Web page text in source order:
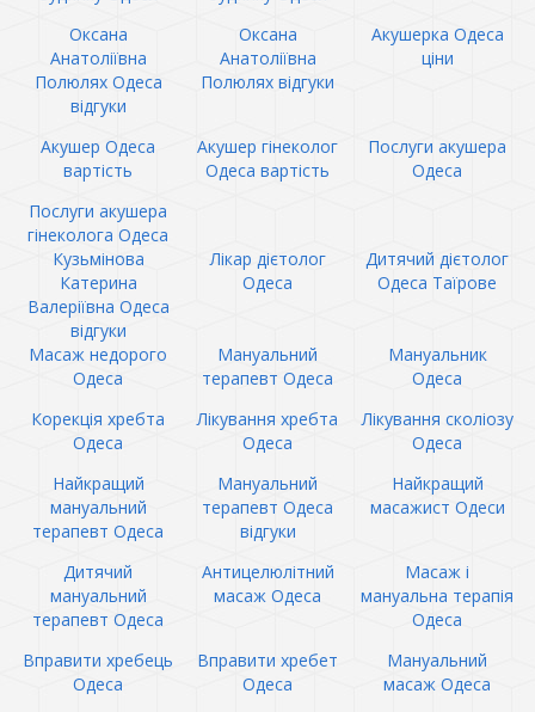
Оксана
Анатоліївна
Полюлях Одеса
відгуки
Оксана
Анатоліївна
Полюлях відгуки
Акушерка Одеса
ціни
Акушер Одеса
вартість
Акушер гінеколог
Одеса вартість
Послуги акушера
Одеса
Послуги акушера
гінеколога Одеса
Кузьмінова
Катерина
Валеріївна Одеса
відгуки
Лікар дієтолог
Одеса
Дитячий дієтолог
Одеса Таїрове
Масаж недорого
Одеса
Мануальний
терапевт Одеса
Мануальник
Одеса
Корекція хребта
Одеса
Лікування хребта
Одеса
Лікування сколіозу
Одеса
Найкращий
мануальний
терапевт Одеса
Мануальний
терапевт Одеса
відгуки
Найкращий
масажист Одеси
Дитячий
мануальний
терапевт Одеса
Антицелюлітний
масаж Одеса
Масаж і
мануальна терапія
Одеса
Вправити хребець
Одеса
Вправити хребет
Одеса
Мануальний
масаж Одеса